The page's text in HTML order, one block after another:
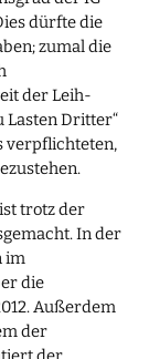
dürfte die
zumal die
der Leih-
Lasten Dritter“
verpflichteten,
trotz der
In der
im
die
Außerdem
der